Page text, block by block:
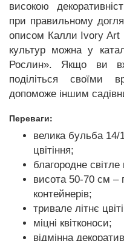
високою
при правильному
описом Калли Ivory Art
культур можна у
Рослин». Якщо ви
поділіться своїми
допоможе іншим
Переваги:
велика бульба 14/
цвітіння;
благородне
висота 50-70 см –
контейнерів;
тривале літнє
міцні квітконоси;
відмінна